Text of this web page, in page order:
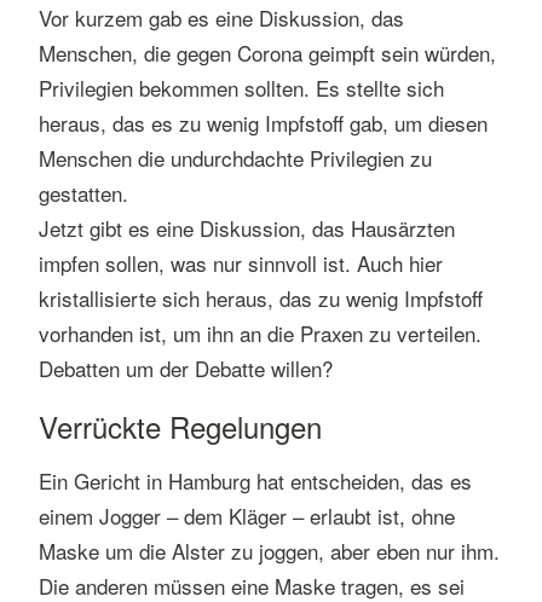
Vor kurzem gab es eine Diskussion, das
Menschen, die gegen Corona geimpft sein würden,
Privilegien bekommen sollten. Es stellte sich
heraus, das es zu wenig Impfstoff gab, um diesen
Menschen die undurchdachte Privilegien zu
gestatten.
Jetzt gibt es eine Diskussion, das Hausärzten
impfen sollen, was nur sinnvoll ist. Auch hier
kristallisierte sich heraus, das zu wenig Impfstoff
vorhanden ist, um ihn an die Praxen zu verteilen.
Debatten um der Debatte willen?
Verrückte Regelungen
Ein Gericht in Hamburg hat entscheiden, das es
einem Jogger – dem Kläger – erlaubt ist, ohne
Maske um die Alster zu joggen, aber eben nur ihm.
Die anderen müssen eine Maske tragen, es sei